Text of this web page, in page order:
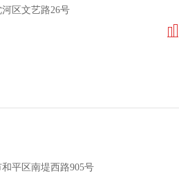
区文艺路26号
平区南堤西路905号